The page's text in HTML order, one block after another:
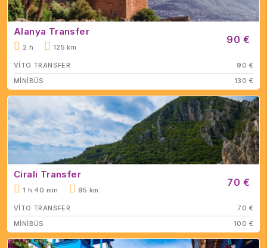
Alanya Transfer
2 h 125 km
90 €
VİTO TRANSFER
90 €
MİNİBÜS
130 €
Cirali Transfer
1 h 40 min 95 km
70 €
VİTO TRANSFER
70 €
MİNİBÜS
100 €